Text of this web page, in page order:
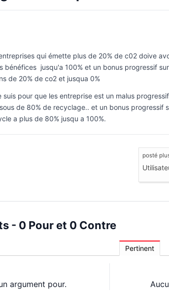
qui émette plus de 20% de c02 doive
bénéfices jusqu'a 100% et un bonus progressif
de 20% de co2 et jusqua 0%
suis pour que les entreprise est un malus
de 80% de recyclage.. et un bonus progressif
a plus de 80% jusqu a 100%.
posté
- 0 Pour et 0 Contre
Pertinent
argument pour.